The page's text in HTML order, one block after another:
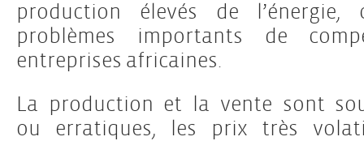
production élevés de l’énergie,
problèmes importants de
entreprises africaines.
La production et la vente sont
ou erratiques, les prix très